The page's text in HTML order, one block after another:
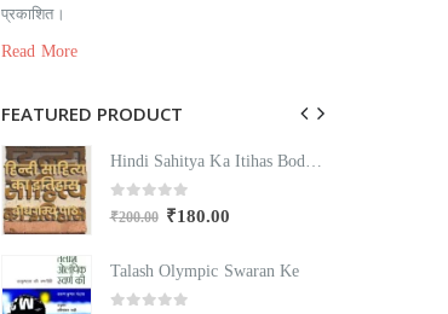
प्रकाशित।
Read More
FEATURED PRODUCT
Hindi Sahitya Ka Itihas Bodhgamya Path
0out of 5
₹200.00 ₹180.00
Talash Olympic Swaran Ke